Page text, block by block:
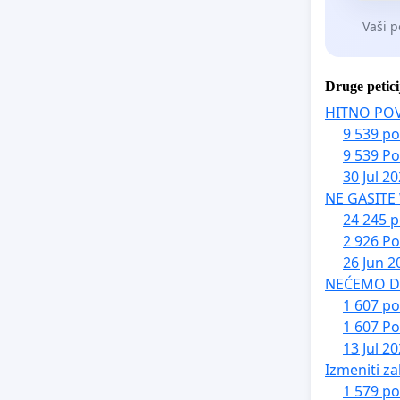
1.
те
2.
3.
4.
Vaši
Druge
HITNO
9 539
9 539
30 Jul
NE
24 245
2 926
26 Jun
NEĆEMO
1 607
1 607
13 Jul
Izmeniti
1 579